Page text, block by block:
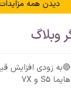
دیدن همه
وبلاگ
🔴به زودی افزایش
هایما S5 و 7X